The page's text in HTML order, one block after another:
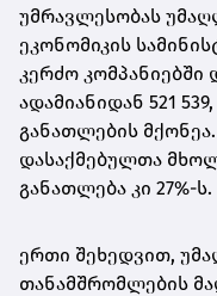
უმრავლესობას
ეკონომიკის
კერძო კომპანიებში
ადამიანიდან 521
განათლების
დასაქმებულთა
განათლება კი 27%-ს.
ერთი შეხედვით,
თანამშრომლების